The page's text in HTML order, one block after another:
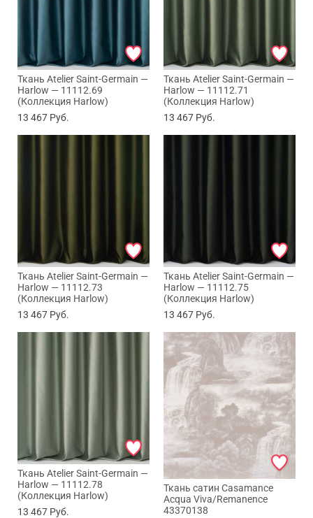
Ткань Atelier Saint-Germain —
Harlow — 11112.69
(Коллекция Harlow)
13 467 Руб.
Ткань Atelier Saint-Germain —
Harlow — 11112.71
(Коллекция Harlow)
13 467 Руб.
Ткань Atelier Saint-Germain —
Harlow — 11112.73
(Коллекция Harlow)
13 467 Руб.
Ткань Atelier Saint-Germain —
Harlow — 11112.75
(Коллекция Harlow)
13 467 Руб.
Ткань Atelier Saint-Germain —
Harlow — 11112.78
(Коллекция Harlow)
13 467 Руб.
Ткань сатин Casamance
Acqua Viva/Remanence
43370138
Max